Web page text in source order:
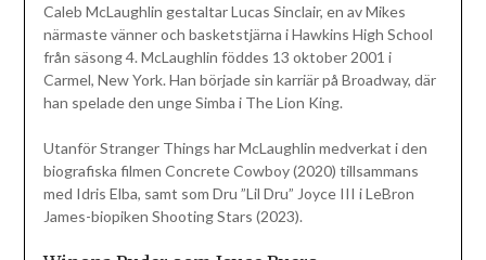
Caleb McLaughlin gestaltar Lucas Sinclair, en av Mikes
närmaste vänner och basketstjärna i Hawkins High School
från säsong 4. McLaughlin föddes 13 oktober 2001 i
Carmel, New York. Han började sin karriär på Broadway, där
han spelade den unge Simba i The Lion King.
Utanför Stranger Things har McLaughlin medverkat i den
biografiska filmen Concrete Cowboy (2020) tillsammans
med Idris Elba, samt som Dru ”Lil Dru” Joyce III i LeBron
James-biopiken Shooting Stars (2023).